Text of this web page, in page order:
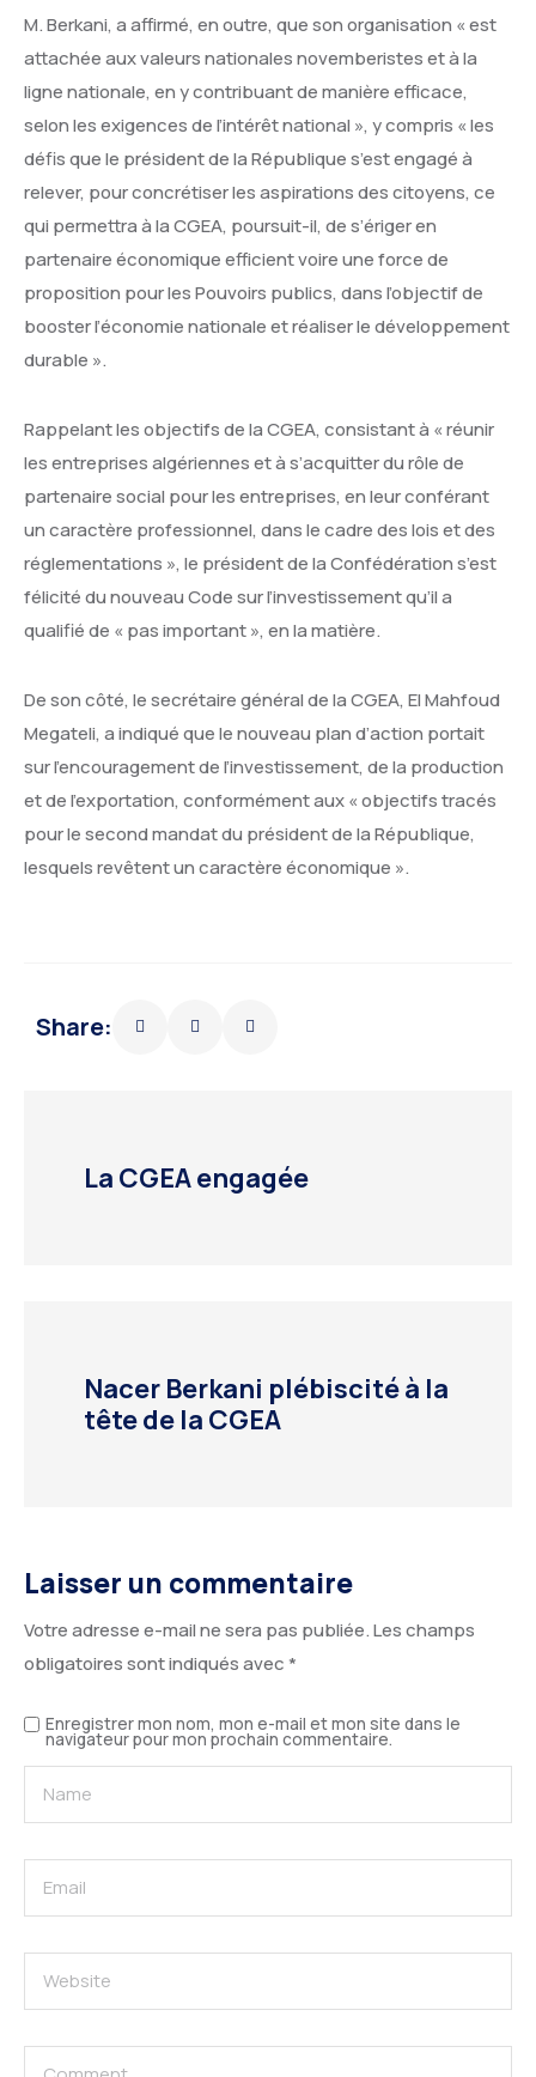
M. Berkani, a affirmé, en outre, que son organisation « est
attachée aux valeurs nationales novemberistes et à la
ligne nationale, en y contribuant de manière efficace,
selon les exigences de l’intérêt national », y compris « les
défis que le président de la République s’est engagé à
relever, pour concrétiser les aspirations des citoyens, ce
qui permettra à la CGEA, poursuit-il, de s’ériger en
partenaire économique efficient voire une force de
proposition pour les Pouvoirs publics, dans l’objectif de
booster l’économie nationale et réaliser le développement
durable ».
Rappelant les objectifs de la CGEA, consistant à « réunir
les entreprises algériennes et à s’acquitter du rôle de
partenaire social pour les entreprises, en leur conférant
un caractère professionnel, dans le cadre des lois et des
réglementations », le président de la Confédération s’est
félicité du nouveau Code sur l’investissement qu’il a
qualifié de « pas important », en la matière.
De son côté, le secrétaire général de la CGEA, El Mahfoud
Megateli, a indiqué que le nouveau plan d’action portait
sur l’encouragement de l’investissement, de la production
et de l’exportation, conformément aux « objectifs tracés
pour le second mandat du président de la République,
lesquels revêtent un caractère économique ».
Share:
La CGEA engagée
Nacer Berkani plébiscité à la
tête de la CGEA
Laisser un commentaire
Votre adresse e-mail ne sera pas publiée.Les champs
obligatoires sont indiqués avec *
Enregistrer mon nom, mon e-mail et mon site dans le
navigateur pour mon prochain commentaire.